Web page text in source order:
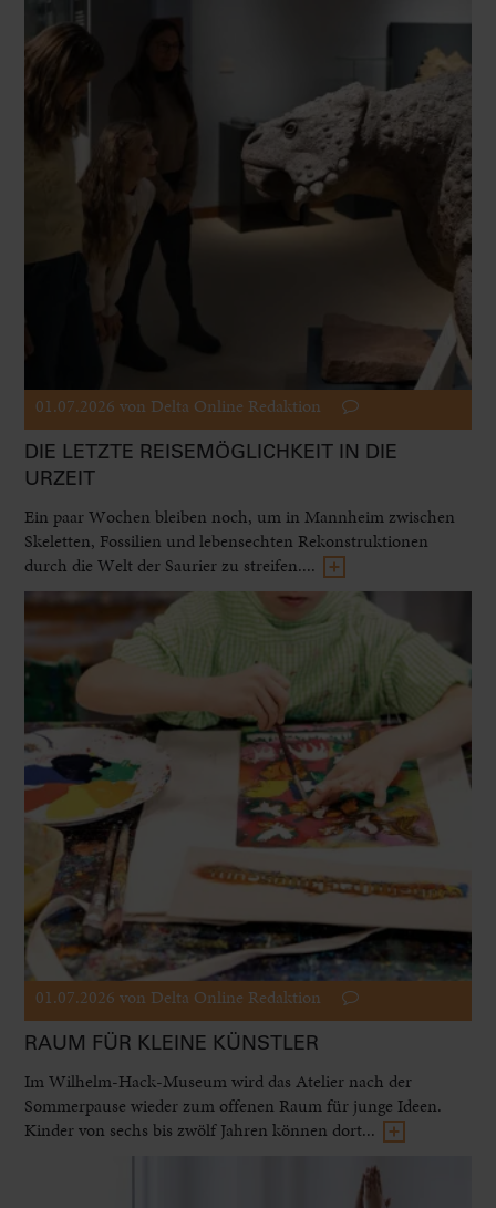
01.07.2026 von Delta Online Redaktion
DIE LETZTE REISEMÖGLICHKEIT IN DIE
URZEIT
Ein paar Wochen bleiben noch, um in Mannheim zwischen
Skeletten, Fossilien und lebensechten Rekonstruktionen
durch die Welt der Saurier zu streifen....
01.07.2026 von Delta Online Redaktion
RAUM FÜR KLEINE KÜNSTLER
Im Wilhelm-Hack-Museum wird das Atelier nach der
Sommerpause wieder zum offenen Raum für junge Ideen.
Kinder von sechs bis zwölf Jahren können dort...